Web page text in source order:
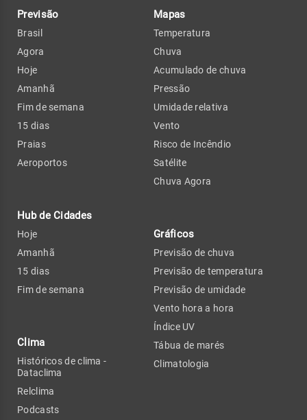
Previsão
Brasil
Agora
Hoje
Amanhã
Fim de semana
15 dias
Praias
Aeroportos
Hub de Cidades
Hoje
Amanhã
15 dias
Fim de semana
Clima
Históricos de clima -
Dataclima
Relclima
Podcasts
Mapas
Temperatura
Chuva
Acumulado de chuva
Pressão
Umidade relativa
Vento
Risco de Incêndio
Satélite
Chuva Agora
Gráficos
Previsão de chuva
Previsão de temperatura
Previsão de umidade
Vento hora a hora
Índice UV
Tábua de marés
Climatologia